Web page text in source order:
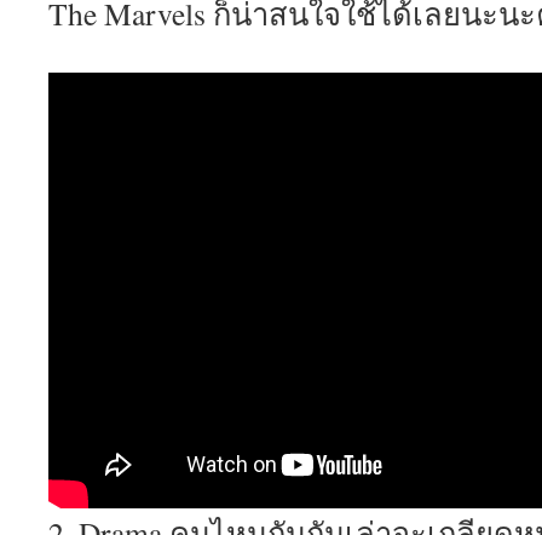
The Marvels ก็น่าสนใจใช้ได้เลยนะน